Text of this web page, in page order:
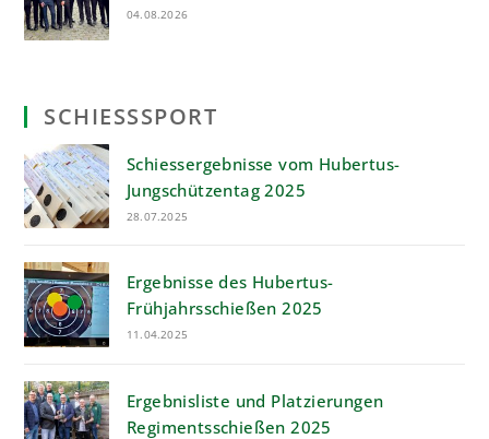
04.08.2026
SCHIESSSPORT
Schiessergebnisse vom Hubertus-
Jungschützentag 2025
28.07.2025
Ergebnisse des Hubertus-
Frühjahrsschießen 2025
11.04.2025
Ergebnisliste und Platzierungen
Regimentsschießen 2025